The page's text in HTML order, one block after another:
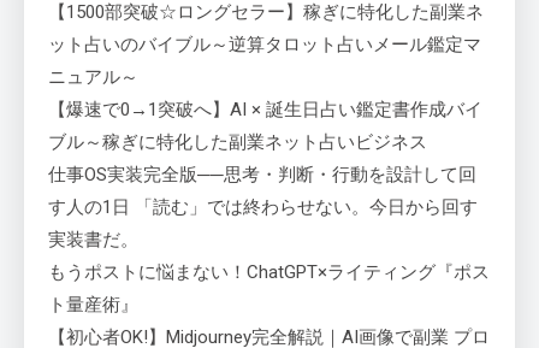
【1500部突破☆ロングセラー】稼ぎに特化した副業ネ
ット占いのバイブル～逆算タロット占いメール鑑定マ
ニュアル～
【爆速で0→1突破へ】AI × 誕生日占い鑑定書作成バイ
ブル～稼ぎに特化した副業ネット占いビジネス
仕事OS実装完全版──思考・判断・行動を設計して回
す人の1日 「読む」では終わらせない。今日から回す
実装書だ。
もうポストに悩まない！ChatGPT×ライティング『ポス
ト量産術』
【初心者OK!】Midjourney完全解説｜AI画像で副業 プロ